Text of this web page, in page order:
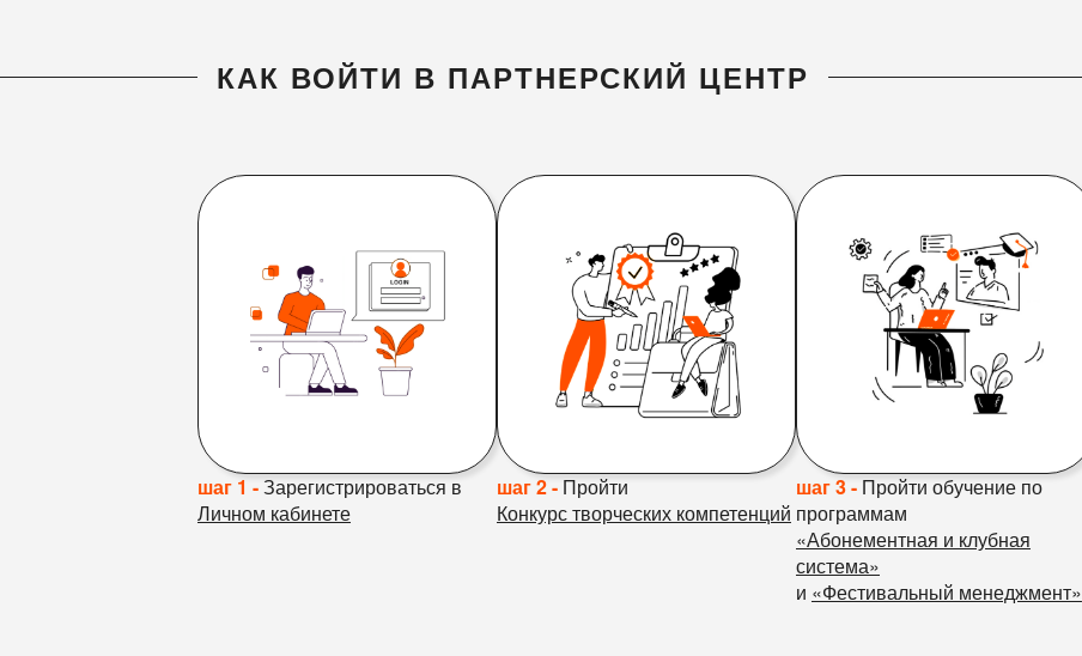
КАК ВОЙТИ В ПАРТНЕРСКИЙ ЦЕНТР
шаг 1 -Зарегистрироваться в
Личном кабинете
шаг 2 - Пройти
Конкурс творческих компетенций
шаг 3 - Пройти обучение по
программам
«Абонементная и клубная
система»
и «Фестивальный менеджмент»